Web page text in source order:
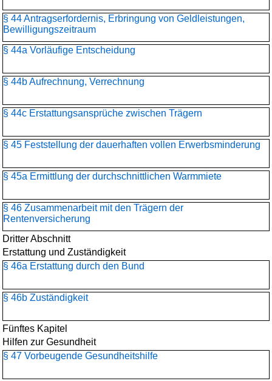
§ 44 Antragserfordernis, Erbringung von Geldleistungen,
Bewilligungszeitraum
§ 44a Vorläufige Entscheidung
§ 44b Aufrechnung, Verrechnung
§ 44c Erstattungsansprüche zwischen Trägern
§ 45 Feststellung der dauerhaften vollen Erwerbsminderung
§ 45a Ermittlung der durchschnittlichen Warmmiete
§ 46 Zusammenarbeit mit den Trägern der
Rentenversicherung
Dritter Abschnitt
Erstattung und Zuständigkeit
§ 46a Erstattung durch den Bund
§ 46b Zuständigkeit
Fünftes Kapitel
Hilfen zur Gesundheit
§ 47 Vorbeugende Gesundheitshilfe